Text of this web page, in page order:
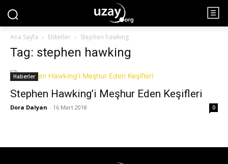
Ana Sayfa Etiketler Stephen hawking
Tag: stephen hawking
Haberler
Stephen Hawking’i Meşhur Eden Keşifleri
Dora Dalyan - 16 Mart 2018 0